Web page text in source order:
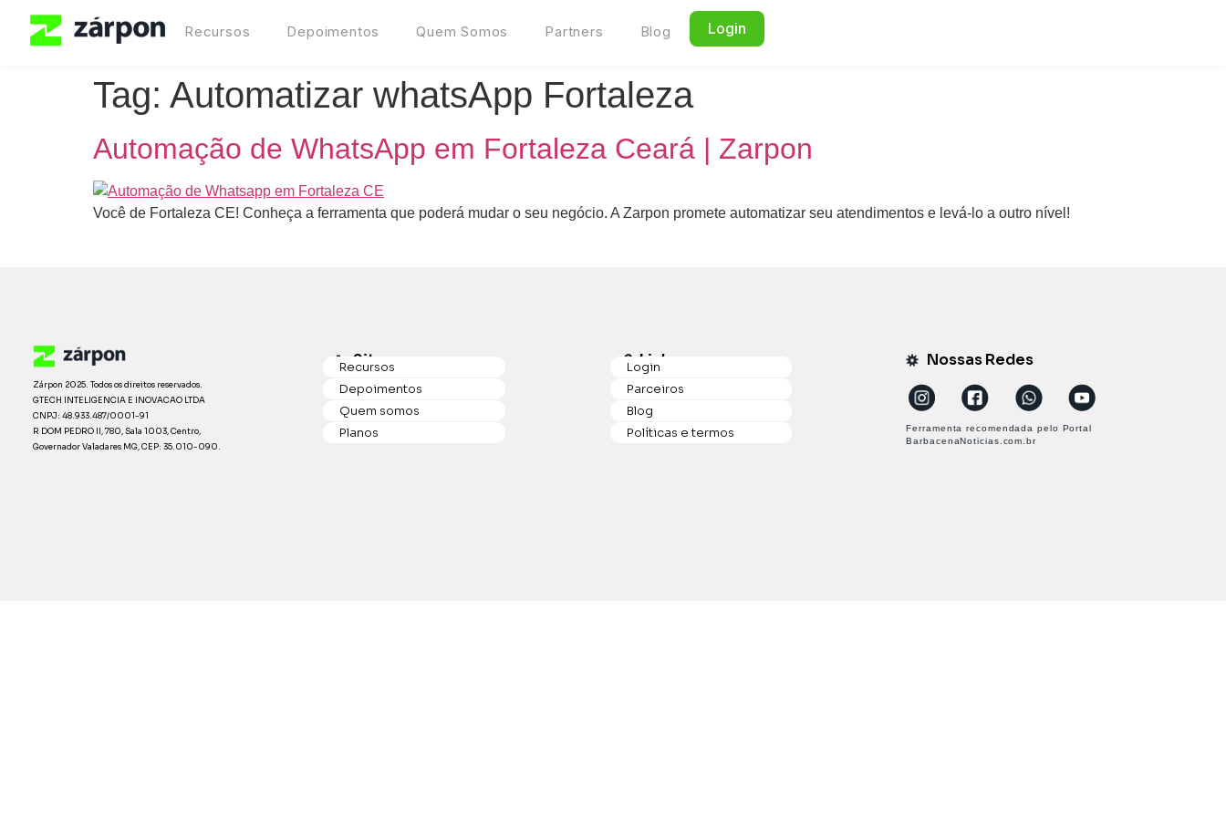
Login
Recursos Depoimentos Quem Somos Partners Blog
Tag: Automatizar whatsApp Fortaleza
Automação de WhatsApp em Fortaleza Ceará | Zarpon
Você de Fortaleza CE! Conheça a ferramenta que poderá mudar o seu negócio. A Zarpon promete automatizar seu atendimentos e levá-lo a outro nível!
Zárpon 2025. Todos os direitos reservados.
GTECH INTELIGENCIA E INOVACAO LTDA
CNPJ: 48.933.487/0001-91
R DOM PEDRO II, 780, Sala 1003, Centro,
Governador Valadares MG, CEP: 35.010-090.
Sitemap
Recursos
Depoimentos
Quem somos
Planos
Links
Login
Parceiros
Blog
Políticas e termos
Nossas Redes
Ferramenta recomendada pelo Portal
BarbacenaNoticias.com.br